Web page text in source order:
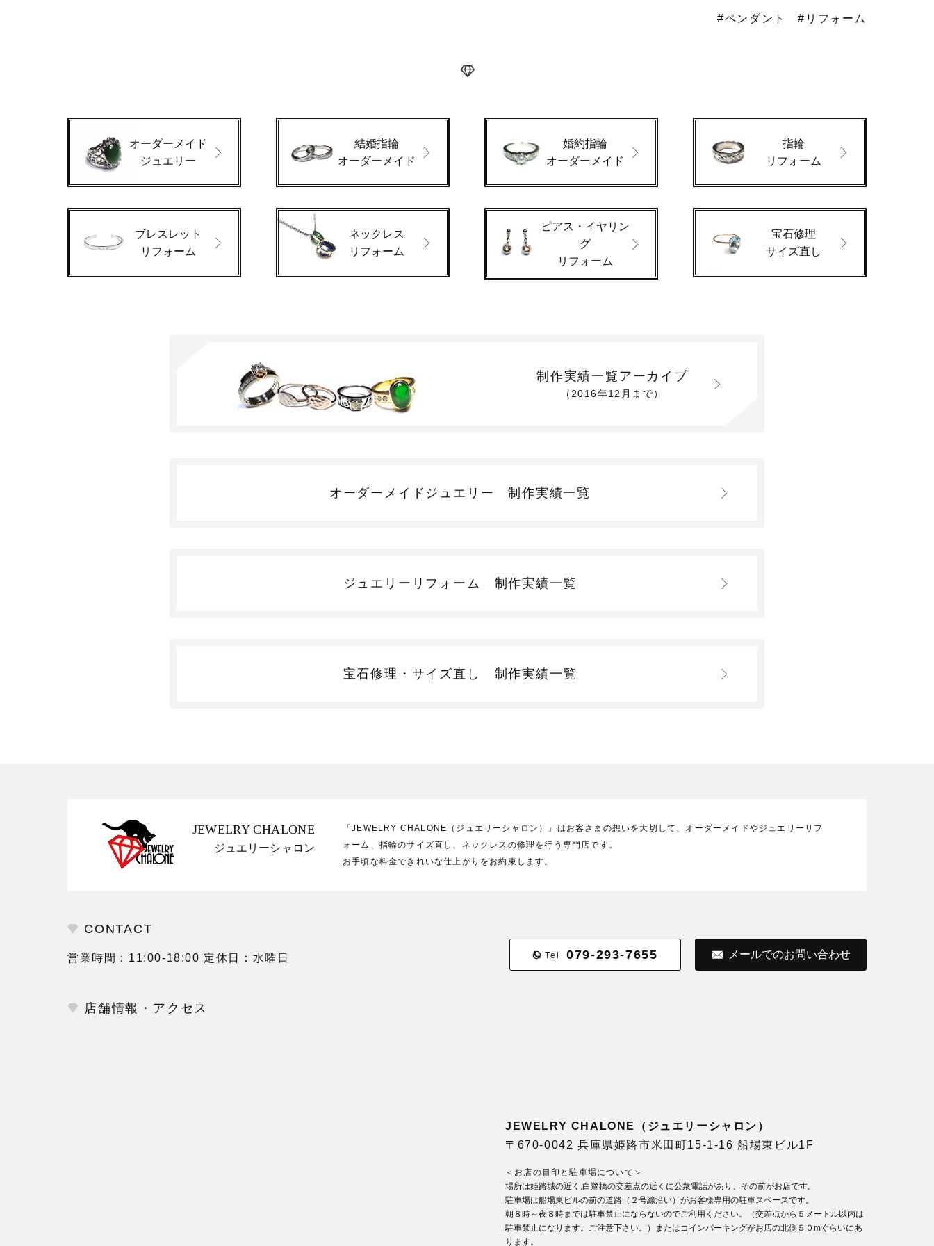
#ペンダント #リフォーム
オーダーメイド
ジュエリー
結婚指輪
オーダーメイド
婚約指輪
オーダーメイド
指輪
リフォーム
ブレスレット
リフォーム
ネックレス
リフォーム
ピアス・イヤリン
グ
リフォーム
宝石修理
サイズ直し
制作実績一覧アーカイブ
（2016年12月まで）
オーダーメイドジュエリー制作実績一覧
ジュエリーリフォーム 制作実績一覧
宝石修理・サイズ直し 制作実績一覧
JEWELRY CHALONE
ジュエリーシャロン
「JEWELRY CHALONE（ジュエリーシャロン）」はお客さまの想いを大切して、オーダーメイドやジュエリーリフ
ォーム、指輪のサイズ直し、ネックレスの修理を行う専門店です。
お手頃な料金できれいな仕上がりをお約束します。
CONTACT
営業時間：11:00-18:00 定休日：水曜日 Tel 079-293-7655 メールでのお問い合わせ
店舗情報・アクセス
JEWELRY CHALONE（ジュエリーシャロン）
〒670-0042 兵庫県姫路市米田町15-1-16 船場東ビル1F
＜お店の目印と駐車場について＞
場所は姫路城の近く,白鷺橋の交差点の近くに公衆電話があり、その前がお店です。
駐車場は船場東ビルの前の道路（２号線沿い）がお客様専用の駐車スペースです。
朝８時～夜８時までは駐車禁止にならないのでご利用ください。（交差点から５メートル以内は
駐車禁止になります。ご注意下さい。）またはコインパーキングがお店の北側５０mぐらいにあ
ります。